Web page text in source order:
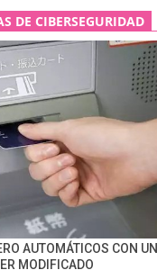
DE CIBERSEGURIDAD
AUTOMÁTICOS CON UN
MODIFICADO